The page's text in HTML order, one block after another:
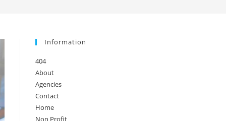
Information
404
About
Agencies
Contact
Home
Non Profit